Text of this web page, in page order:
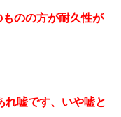
ものの方が耐久性が
れ嘘です、いや嘘と